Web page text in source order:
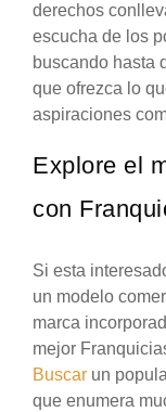
derechos
escucha de los
buscando hasta
que ofrezca lo
aspiraciones
Explore el
con
Si esta
un modelo
marca
mejor
Buscar un
que enumera